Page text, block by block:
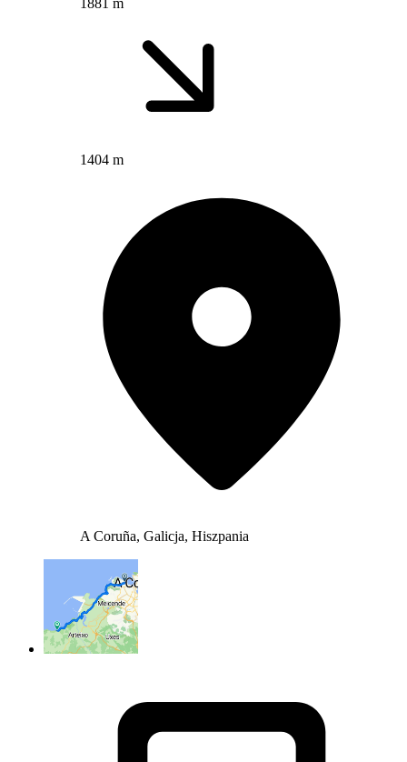
1881 m
1404 m
A Coruña, Galicja, Hiszpania